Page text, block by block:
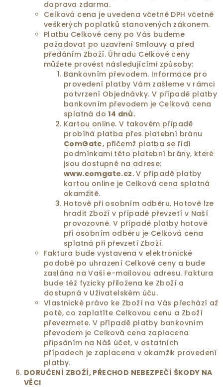
doprava zdarma.
Celková cena je uvedena včetně DPH včetně
veškerých poplatků stanovených zákonem.
Platbu Celkové ceny po Vás budeme
požadovat po uzavření Smlouvy a před
předáním Zboží. Úhradu Celkové ceny
můžete provést následujícími způsoby:
Bankovním převodem. Informace pro
provedení platby Vám zašleme v rámci
potvrzení Objednávky. V případě platby
bankovním převodem je Celková cena
splatná do14 dnů.
Kartou online. V takovém případě
probíhá platba přes platební bránu
ComGate, přičemž platba se řídí
podmínkami této platební brány, které
jsou dostupné na adrese:
www.comgate.cz.V případě platby
kartou online je Celková cena splatná
okamžitě.
Hotově při osobním odběru. Hotově lze
hradit Zboží v případě převzetí v Naší
provozovně. V případě platby hotově
při osobním odběru je Celková cena
splatná při převzetí Zboží.
Faktura bude vystavena v elektronické
podobě po uhrazení Celkové ceny a bude
zaslána na Vaši e-mailovou adresu. Faktura
bude též fyzicky přiložena ke Zboží a
dostupná v Uživatelském úču.
Vlastnické právo ke Zboží na Vás přechází až
poté, co zaplatíte Celkovou cenu a Zboží
převezmete. V případě platby bankovním
převodem je Celková cena zaplacena
připsáním na Náš účet, v ostatních
případech je zaplacena v okamžik provedení
platby.
DORUČENÍ ZBOŽÍ, PŘECHOD NEBEZPEČÍ ŠKODY NA
VĚCI